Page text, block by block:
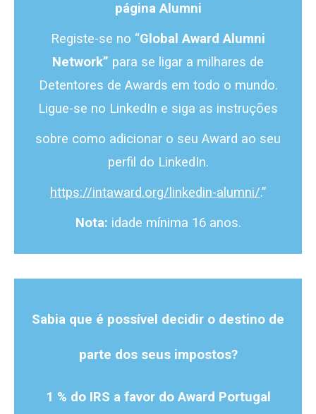
página Alumni
Registe-se no “Global Award Alumni
Network” para se ligar a milhares de
Detentores de Awards em todo o mundo.
Ligue-se no LinkedIn e siga as instruções
sobre como adicionar o seu Award ao seu
perfil do LinkedIn.
https://intaward.org/linkedin-alumni/.”
Nota: idade mínima 16 anos.
Sabia que é possível decidir o destino de
parte dos seus impostos?
1 % do IRS a favor do Award Portugal